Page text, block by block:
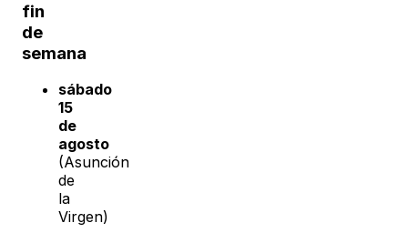
fin
de
semana
sábado
15
de
agosto
(Asunción
de
la
Virgen)